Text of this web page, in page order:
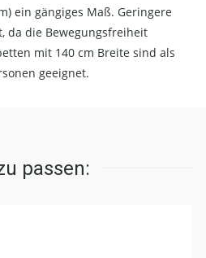
ein gängiges Maß. Geringere
da die Bewegungsfreiheit
mit 140 cm Breite sind als
geeignet.
passen: